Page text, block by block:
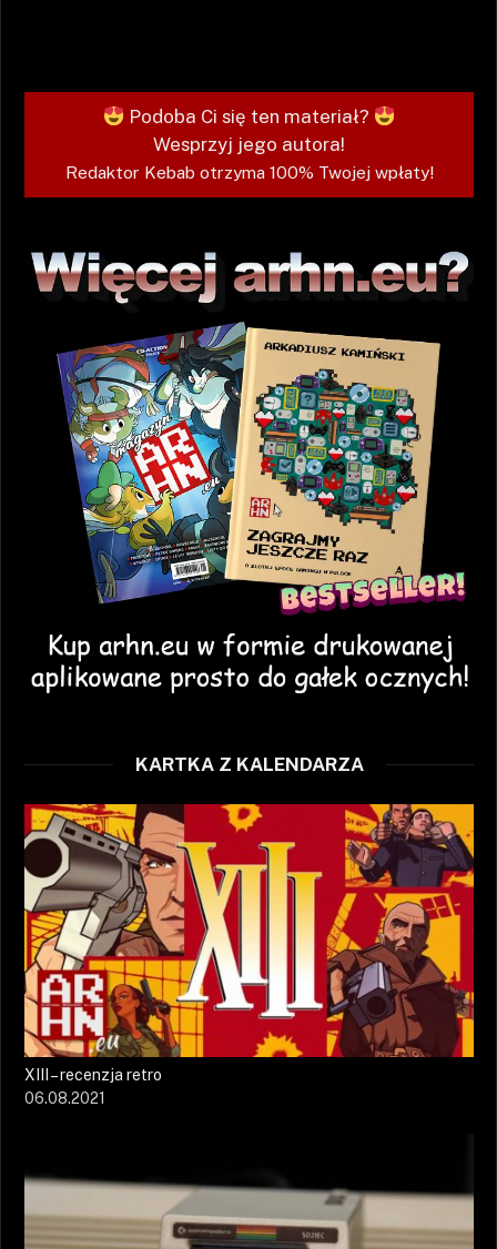
Podoba Ci się ten materiał?
Wesprzyj jego autora!
Redaktor Kebab otrzyma 100% Twojej wpłaty!
KARTKA Z KALENDARZA
XIII – recenzja retro
06.08.2021